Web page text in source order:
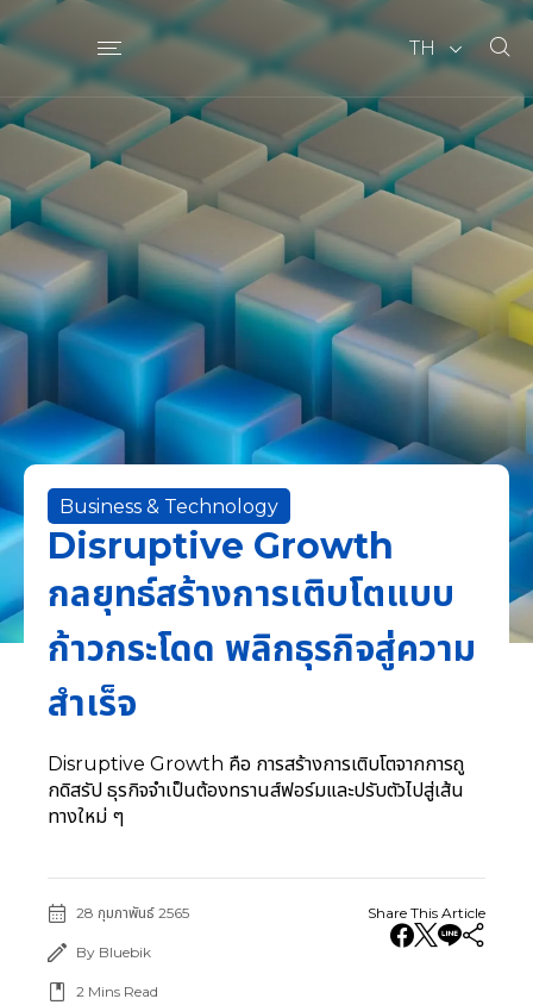
TH
Business & Technology
Disruptive Growth
กลยุทธ์สร้างการเติบโตแบบ
ก้าวกระโดด พลิกธุรกิจสู่ความ
สำเร็จ
Disruptive Growth คือ การสร้างการเติบโตจากการถู
กดิสรัป ธุรกิจจำเป็นต้องทรานส์ฟอร์มและปรับตัวไปสู่เส้น
ทางใหม่ ๆ
28 กุมภาพันธ์ 2565
By Bluebik
2 Mins Read
Share This Article